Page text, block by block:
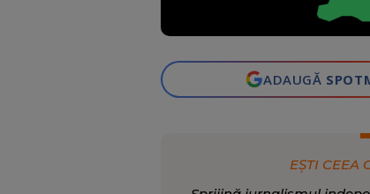
ADAUGĂ
EȘTI CEEA